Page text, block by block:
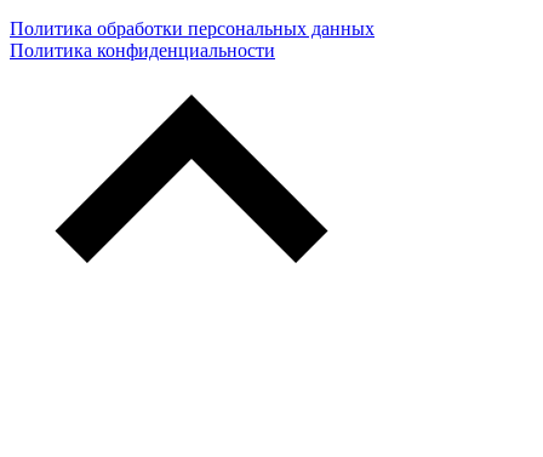
Политика обработки персональных данных
Политика конфиденциальности